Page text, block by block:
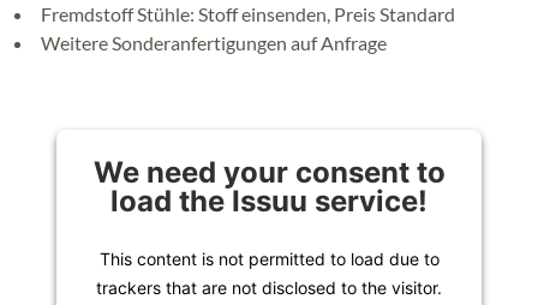
Fremdstoff Stühle: Stoff einsenden, Preis Standard
Weitere Sonderanfertigungen auf Anfrage
We need your consent to
load the Issuu service!
This content is not permitted to load due to
trackers that are not disclosed to the visitor.